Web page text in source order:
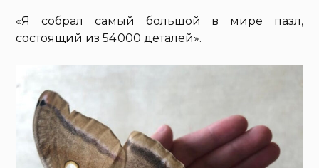
«Я собрал самый большой в мире пазл,
состоящий из 54 000 деталей».